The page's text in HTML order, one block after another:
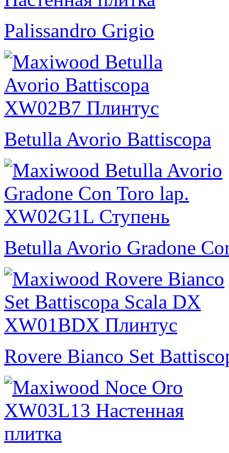
Palissandro Grigio
Betulla Avorio Battiscopa
Betulla Avorio Gradone
Rovere Bianco Set